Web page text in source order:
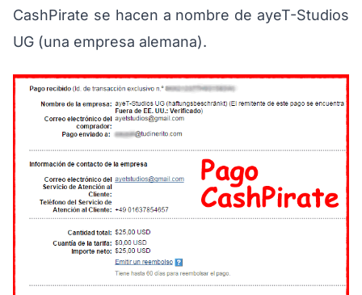
CashPirate se hacen a nombre de ayeT-Studios
UG (una empresa alemana).